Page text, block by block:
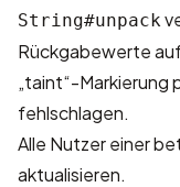
String#unpack
Rückgabewerte
„taint“-Markierung
fehlschlagen.
Alle Nutzer einer
aktualisieren.